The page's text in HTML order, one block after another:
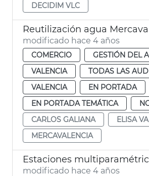
DECIDIM VLC
Reutilización agua
modificado hace 4 años
COMERCIO
GESTIÓN DEL
VALENCIA
TODAS LAS
VALENCIA
EN PORTADA
EN PORTADA TEMÁTICA
CARLOS GALIANA
ELISA
MERCAVALENCIA
modificado hace 4 años